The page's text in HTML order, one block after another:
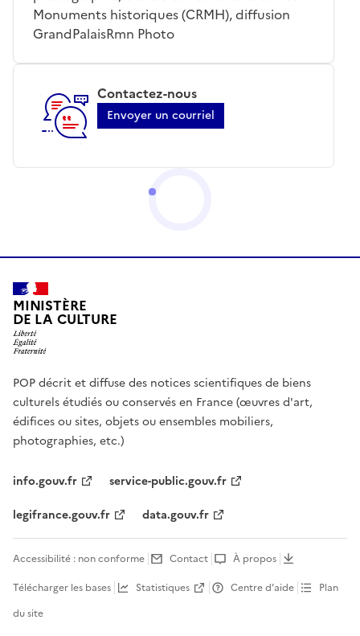
Monuments historiques (CRMH), diffusion
GrandPalaisRmn Photo
Contactez-nous
Envoyer un courriel
MINISTÈRE
DE LA CULTURE
POP décrit et diffuse des notices scientifiques de biens
culturels étudiés ou conservés en France (œuvres d'art,
édifices ou sites, objets ou ensembles mobiliers,
photographies, etc.)
info.gouv.fr
service-public.gouv.fr
legifrance.gouv.fr
data.gouv.fr
Accessibilité : non conforme Contact
À propos
Télécharger les bases
Statistiques Centre d’aide
Plan
du site